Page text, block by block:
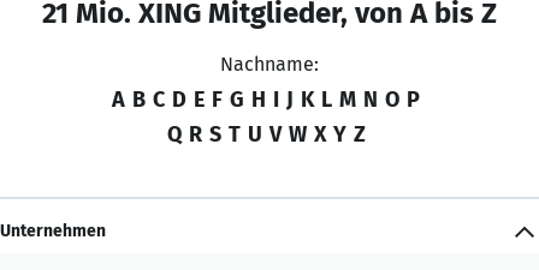
21 Mio. XING Mitglieder, von A bis Z
Nachname:
A B C D E F G H I J K L M N O P
Q R S T U V W X Y Z
Unternehmen